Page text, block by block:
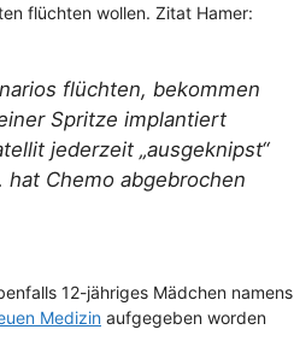
flüchten wollen. Zitat Hamer:
flüchten, bekommen
Spritze implantiert
jederzeit „ausgeknipst“
Chemo abgebrochen
12-jähriges Mädchen namens
Medizin aufgegeben worden